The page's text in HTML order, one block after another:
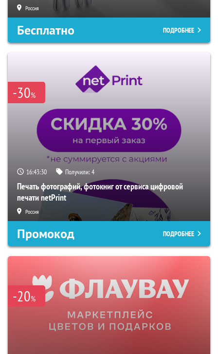
Россия
Бесплатно ПОДРОБНЕЕ
-30%
16:43:28 Получили:4
Печать фотографий, фотокниг от сервиса цифровой
печати netPrint
Россия
Промокод ПОДРОБНЕЕ
-20%